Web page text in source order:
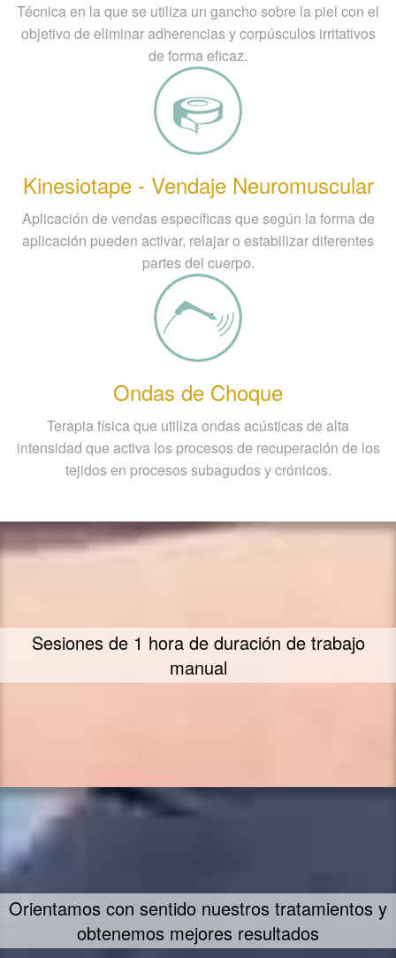
Técnica en la que se utiliza un gancho sobre la piel con el
objetivo de eliminar adherencias y corpúsculos irritativos
de forma eficaz.
Kinesiotape - Vendaje Neuromuscular
Aplicación de vendas específicas que según la forma de
aplicación pueden activar, relajar o estabilizar diferentes
partes del cuerpo.
Ondas de Choque
Terapia física que utiliza ondas acústicas de alta
intensidad que activa los procesos de recuperación de los
tejidos en procesos subagudos y crónicos.
Sesiones de 1 hora de duración de trabajo
manual
Orientamos con sentido nuestros tratamientos y
obtenemos mejores resultados